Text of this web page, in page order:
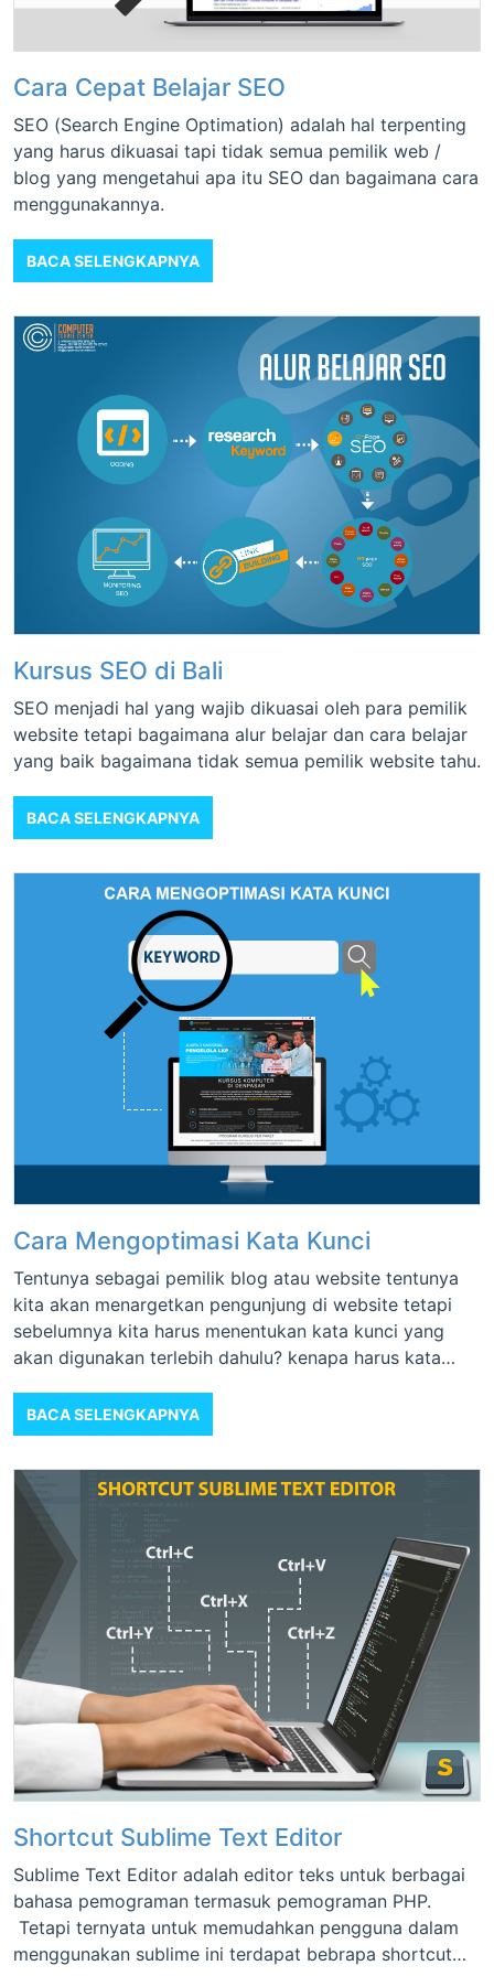
Cara Cepat Belajar SEO
SEO (Search Engine Optimation) adalah hal terpenting
yang harus dikuasai tapi tidak semua pemilik web /
blog yang mengetahui apa itu SEO dan bagaimana cara
menggunakannya.
BACA SELENGKAPNYA
Kursus SEO di Bali
SEO menjadi hal yang wajib dikuasai oleh para pemilik
website tetapi bagaimana alur belajar dan cara belajar
yang baik bagaimana tidak semua pemilik website tahu.
BACA SELENGKAPNYA
Cara Mengoptimasi Kata Kunci
Tentunya sebagai pemilik blog atau website tentunya
kita akan menargetkan pengunjung di website tetapi
sebelumnya kita harus menentukan kata kunci yang
akan digunakan terlebih dahulu? kenapa harus kata
BACA SELENGKAPNYA
Shortcut Sublime Text Editor
Sublime Text Editor adalah editor teks untuk berbagai
bahasa pemograman termasuk pemograman PHP.
Tetapi ternyata untuk memudahkan pengguna dalam
menggunakan sublime ini terdapat bebrapa shortcut